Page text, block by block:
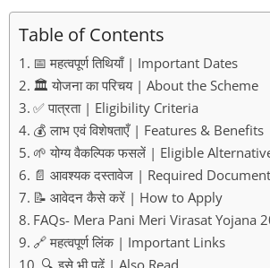
Table of Contents
📅 महत्वपूर्ण तिथियाँ | Important Dates
🏛️ योजना का परिचय | About the Scheme
✅ पात्रता | Eligibility Criteria
💰 लाभ एवं विशेषताएँ | Features & Benefits
🌱 योग्य वैकल्पिक फसलें | Eligible
📄 आवश्यक दस्तावेज | Required
📝 आवेदन कैसे करें | How to Apply
FAQs- Mera Pani Meri Virasat Yojana
🔗 महत्वपूर्ण लिंक | Important Links
🔍 इसे भी पढ़ें | Also Read